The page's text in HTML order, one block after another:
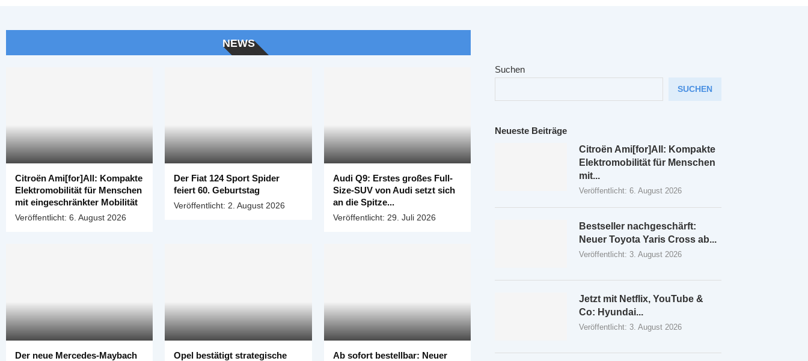
NEWS
Citroën Ami[for]All: Kompakte
Elektromobilität für Menschen
mit eingeschränkter Mobilität
Veröffentlicht: 6. August 2026
Der Fiat 124 Sport Spider
feiert 60. Geburtstag
Veröffentlicht: 2. August 2026
Audi Q9: Erstes großes Full-
Size-SUV von Audi setzt sich
an die Spitze...
Veröffentlicht: 29. Juli 2026
Der neue Mercedes-Maybach
Opel bestätigt strategische
Ab sofort bestellbar: Neuer
Suchen
SUCHEN
Neueste Beiträge
Citroën Ami[for]All: Kompakte
Elektromobilität für Menschen
mit...
Veröffentlicht: 6. August 2026
Bestseller nachgeschärft:
Neuer Toyota Yaris Cross ab...
Veröffentlicht: 3. August 2026
Jetzt mit Netflix, YouTube &
Co: Hyundai...
Veröffentlicht: 3. August 2026